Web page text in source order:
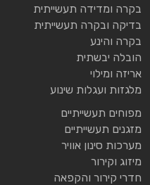
בקרה ומדידה תעשייתית
בדיקה ובקרה תעשייתית
בקרה והינע
הובלה יבשתית
אריזה ומילוי
מלגזות ועגלות שינוע
מפוחים תעשייתיים
מזגנים תעשייתיים
מערכות סינון אוויר
מיזוג וקירור
חדרי קירור והקפאה